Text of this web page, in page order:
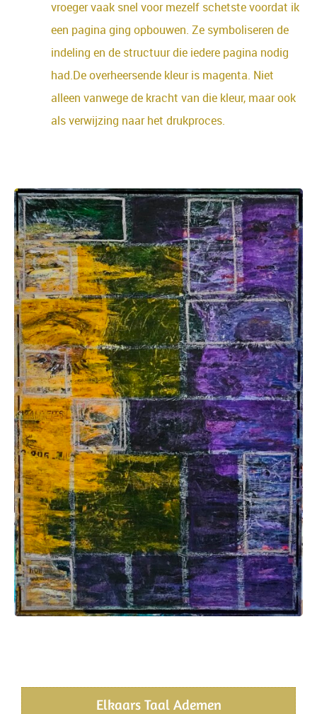
vroeger vaak snel voor mezelf schetste voordat ik
een pagina ging opbouwen. Ze symboliseren de
indeling en de structuur die iedere pagina nodig
had.De overheersende kleur is magenta. Niet
alleen vanwege de kracht van die kleur, maar ook
als verwijzing naar het drukproces.
Elkaars Taal Ademen